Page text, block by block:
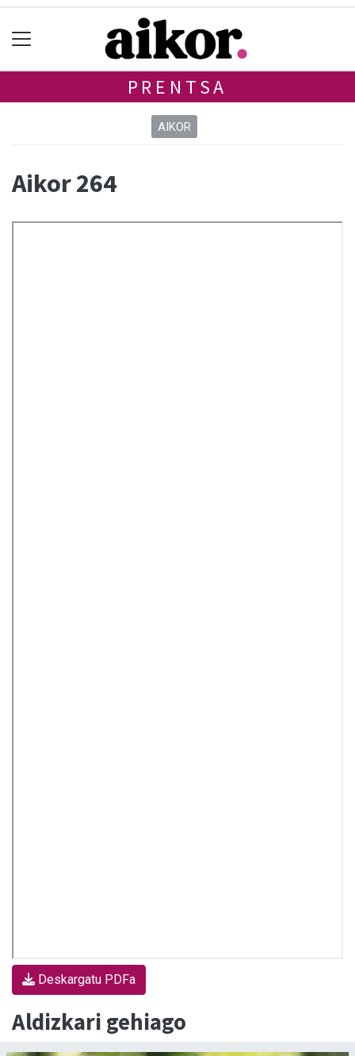
PRENTSA
AIKOR
Aikor 264
Deskargatu PDFa
Aldizkari gehiago